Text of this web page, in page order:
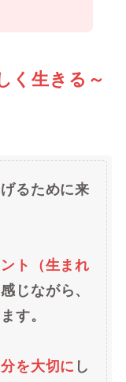
く生きる～
るために来
ト（生まれ
じながら、
す。
を大切に し